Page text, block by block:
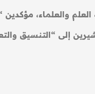
والعلماء،
إلى “التنسيق